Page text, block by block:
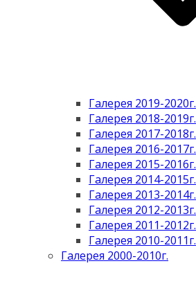
Галерея 2019-2020г.
Галерея 2018-2019г.
Галерея 2017-2018г.
Галерея 2016-2017г.
Галерея 2015-2016г.
Галерея 2014-2015г.
Галерея 2013-2014г.
Галерея 2012-2013г.
Галерея 2011-2012г.
Галерея 2010-2011г.
Галерея 2000-2010г.